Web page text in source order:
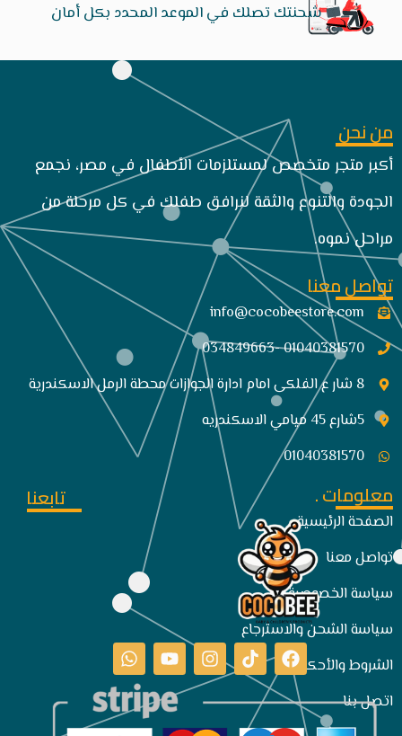
شحنتك تصلك في الموعد المحدد بكل أمان
من نحن
أكبر متجر متخصص لمستلزمات الأطفال في مصر، نجمع
الجودة والتنوع والثقة لنرافق طفلك في كل مرحلة من
مراحل نموه.
تواصل معنا
info@cocobeestore.com​
01040381570 -034849663
8 شار ع الفلكى امام ادارة الجوازات محطة الرمل الاسكندرية
5شارع 45 ميامي الاسكندريه
01040381570
معلومات .
الصفحة الرئيسية
تواصل معنا
سياسة الخصوصية
سياسة الشحن والاسترجاع
الشروط والأحكام
اتصل بنا
تابعنا